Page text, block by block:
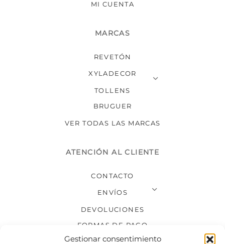
Gestionar consentimiento
MI CUENTA
MARCAS
REVETÓN
XYLADECOR
TOLLENS
BRUGUER
VER TODAS LAS MARCAS
ATENCIÓN AL CLIENTE
CONTACTO
ENVÍOS
DEVOLUCIONES
FORMAS DE PAGO